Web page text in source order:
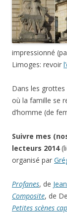
impressionné
Limoges: revoir
Dans les grottes
où la famille se
d’homme (de
Suivre mes
lecteurs 2014
organisé par
Profanes, de
Composite, de
Petites scènes